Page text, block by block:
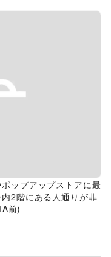
ップアップストアに最
2階にある人通りが非
前)